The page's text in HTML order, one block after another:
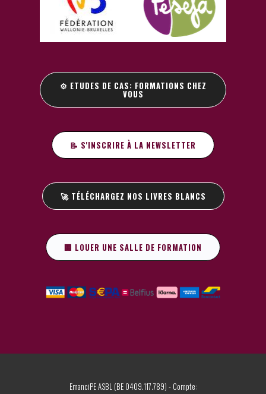
⚙️ ETUDES DE CAS: FORMATIONS CHEZ
VOUS
📝 S'INSCRIRE À LA NEWSLETTER
🚀 TÉLÉCHARGEZ NOS LIVRES BLANCS
🏢 LOUER UNE SALLE DE FORMATION
EmanciPE ASBL (BE 0409.117.789) - Compte: